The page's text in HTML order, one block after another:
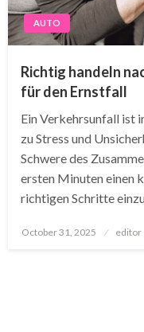
AUTO
Richtig handeln
für den Ernstfall
Ein Verkehrsunfall ist
zu Stress und
Schwere des
ersten Minuten einen
richtigen Schritte
Posted
October 31, 2025 editor